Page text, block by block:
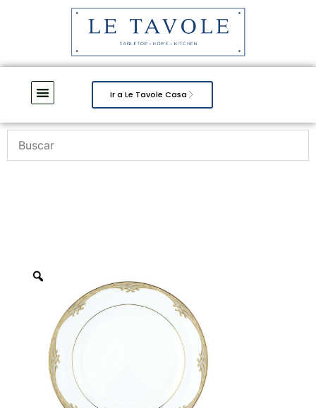
Ir a Le Tavole Casa